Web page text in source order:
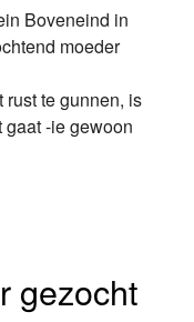
Boveneind in
moeder
te gunnen, is
-ie gewoon
gezocht